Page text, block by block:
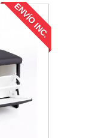
ENVÍO INC.